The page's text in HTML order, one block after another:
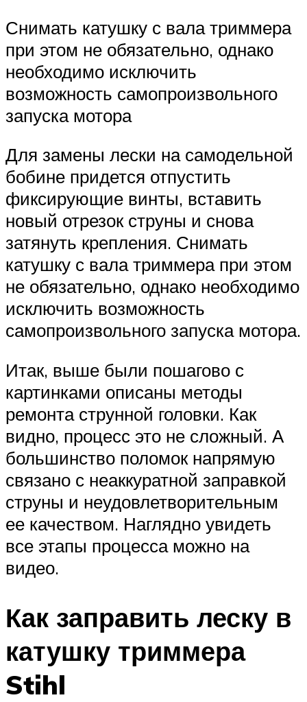
Снимать катушку с вала триммера
при этом не обязательно, однако
необходимо исключить
возможность самопроизвольного
запуска мотора
Для замены лески на самодельной
бобине придется отпустить
фиксирующие винты, вставить
новый отрезок струны и снова
затянуть крепления. Снимать
катушку с вала триммера при этом
не обязательно, однако необходимо
исключить возможность
самопроизвольного запуска мотора.
Итак, выше были пошагово с
картинками описаны методы
ремонта струнной головки. Как
видно, процесс это не сложный. А
большинство поломок напрямую
связано с неаккуратной заправкой
струны и неудовлетворительным
ее качеством. Наглядно увидеть
все этапы процесса можно на
видео.
Как заправить леску в
катушку триммера
Stihl